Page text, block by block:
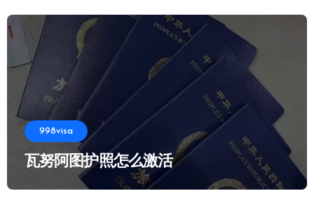
998visa
瓦努阿图护照怎么激活